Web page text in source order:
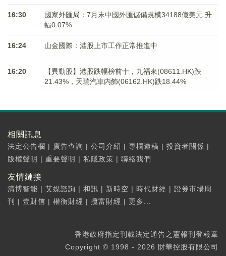
16:30
國家外匯局：7月末中國外匯儲備規模34188億美元 升
幅0.07%
16:24 山金國際：港股上市工作正常推進中
16:20
【異動股】港股跌幅榜前十，九福來(08611.HK)跌
21.43%，天瑞汽車内飾(06162.HK)跌18.44%
相關訊息
法定公告欄 | 廣告查詢 | 公司介紹 | 專欄邀稿 | 投資者關係 |
版權聲明 | 重要聲明 | 私隱政策 | 聯絡我們
友情鏈接
清博智能 | 艾媒諮詢 | 和訊 | 新時空 | 時代財經 | 證券市場周
刊
| 壹財信 | 權衡財經 | 攬富財經 | 更多...
香港政府指定刊載法定通告之憲報刊登報章
Copyright © 1998 - 2026 財華控股有限公司